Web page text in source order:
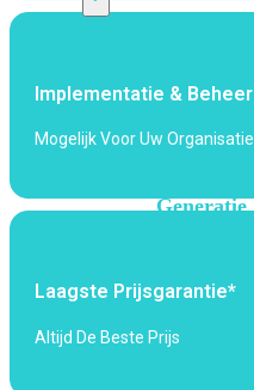
Points
bekijken
Wi-
Generatie
5Wi-
Fi
Implementatie & Beheer
Mogelijk Voor Uw Organisatie
Laagste Prijsgarantie*
Altijd De Beste Prijs